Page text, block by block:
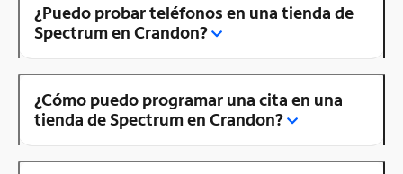
¿Puedo probar teléfonos en una tienda de
Spectrum en Crandon?
¿Cómo puedo programar una cita en una
tienda de Spectrum en Crandon?